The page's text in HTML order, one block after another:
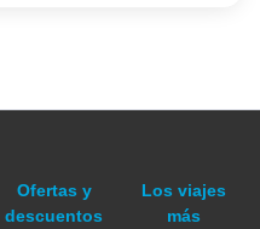
Ofertas y
descuentos
Los viajes
más